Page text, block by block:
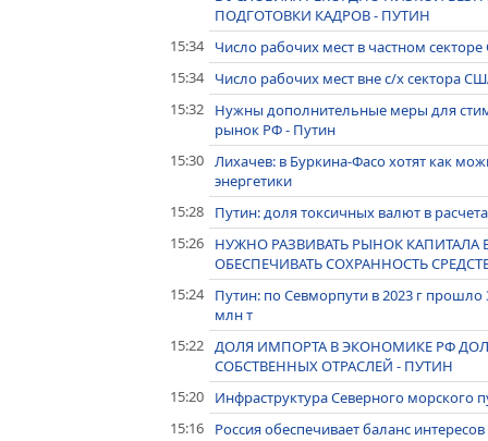
ПОДГОТОВКИ КАДРОВ - ПУТИН
15:34
Число рабочих мест в частном
15:34
Число рабочих мест вне с/х сектора
15:32
Нужны дополнительные меры для
рынок РФ - Путин
15:30 Лихачев: в Буркина-Фасо хотят как
энергетики
15:28
Путин: доля токсичных валют в
15:26
НУЖНО РАЗВИВАТЬ РЫНОК КАПИТАЛА
ОБЕСПЕЧИВАТЬ СОХРАННОСТЬ
15:24
Путин: по Севморпути в 2023 г прошло
млн т
15:22 ДОЛЯ ИМПОРТА В ЭКОНОМИКЕ РФ
СОБСТВЕННЫХ ОТРАСЛЕЙ - ПУТИН
15:20
Инфраструктура Северного морского
15:16
Россия обеспечивает баланс